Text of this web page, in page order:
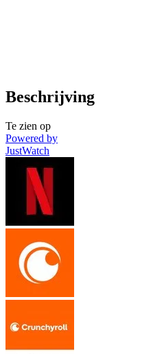
Beschrijving
Te zien op
Powered by
JustWatch